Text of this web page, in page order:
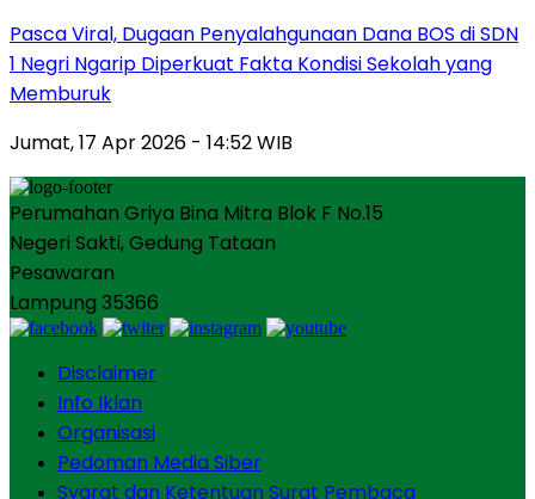
Pasca Viral, Dugaan Penyalahgunaan Dana BOS di SDN
1 Negri Ngarip Diperkuat Fakta Kondisi Sekolah yang
Memburuk
Jumat, 17 Apr 2026 - 14:52 WIB
Perumahan Griya Bina Mitra Blok F No.15
Negeri Sakti, Gedung Tataan
Pesawaran
Lampung 35366
Disclaimer
Info Iklan
Organisasi
Pedoman Media Siber
Syarat dan Ketentuan Surat Pembaca